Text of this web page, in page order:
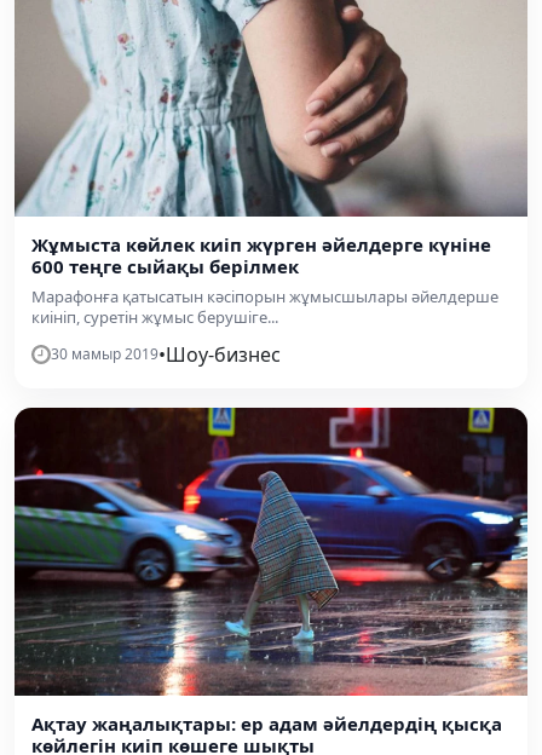
Жұмыста көйлек киіп жүрген әйелдерге күніне
600 теңге сыйақы берілмек
Марафонға қатысатын кәсіпорын жұмысшылары әйелдерше
киініп, суретін жұмыс берушіге...
30 мамыр 2019•Шоу-бизнес
Ақтау жаңалықтары: ер адам әйелдердің қысқа
көйлегін киіп көшеге шықты